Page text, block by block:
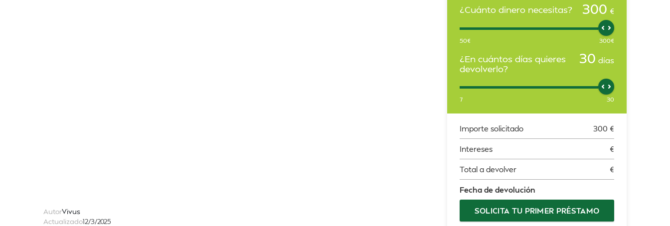
AutorVivus
Actualizado12/3/2025
¿Cuánto dinero necesitas? 300 €
50€ 300€
¿En cuántos días quieres
devolverlo?
30 días
7 30
Importe solicitado 300 €
Intereses €
Total a devolver €
Fecha de devolución
SOLICITA TU PRIMER PRÉSTAMO